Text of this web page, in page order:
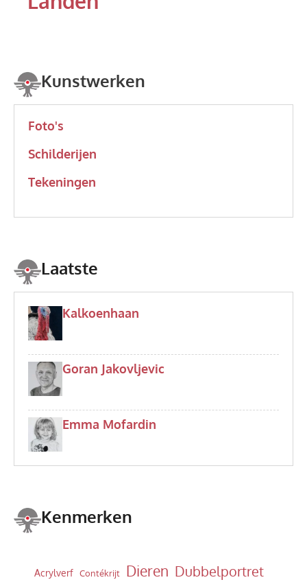
Kunstwerken
Foto's
Schilderijen
Tekeningen
Laatste
Kalkoenhaan
Goran Jakovljevic
Emma Mofardin
Kenmerken
Acrylverf Contékrijt Dieren Dubbelportret